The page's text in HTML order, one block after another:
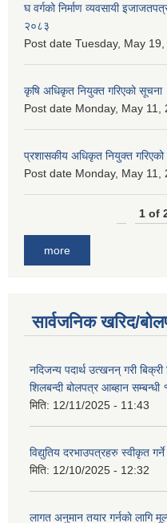
घ वर्गको निर्माण व्यवसायी
२०८३
Post date Tuesday, May
कृषि अधिकृत नियुक्त गरिएको सूचना
Post date Monday, May 11,
प्रशासकीय अधिकृत नियुक्त
Post date Monday, May 11,
1 of
more
सार्वजनिक खरिद/
नदिजन्य पदार्थ उत्खनन् गरी
शिलबन्दी बोलपत्र आब्हान
मिति: 12/11/2025 - 11:43
विद्युतिय दरभाउपत्रहरु स्वीकृत
मिति: 12/10/2025 - 12:32
लागत अनुमान तयार गर्नकाे लागि